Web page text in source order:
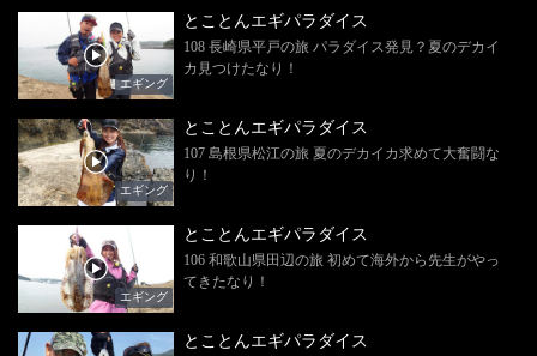
エギング
とことんエギパラダイス
108 長崎県平戸の旅 パラダイス発見？夏のデカイ
カ見つけたなり！
エギング
とことんエギパラダイス
107 島根県松江の旅 夏のデカイカ求めて大奮闘な
り！
エギング
とことんエギパラダイス
106 和歌山県田辺の旅 初めて海外から先生がやっ
てきたなり！
とことんエギパラダイス